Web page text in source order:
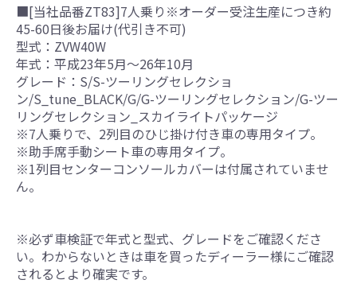
■[当社品番ZT83]7人乗り※オーダー受注生産につき約
45-60日後お届け(代引き不可)
型式：ZVW40W
年式：平成23年5月～26年10月
グレード：S/S-ツーリングセレクショ
ン/S_tune_BLACK/G/G-ツーリングセレクション/G-ツー
リングセレクション_スカイライトパッケージ
※7人乗りで、2列目のひじ掛け付き車の専用タイプ。
※助手席手動シート車の専用タイプ。
※1列目センターコンソールカバーは付属されていませ
ん。
※必ず車検証で年式と型式、グレードをご確認くださ
い。わからないときは車を買ったディーラー様にご確認
されるとより確実です。